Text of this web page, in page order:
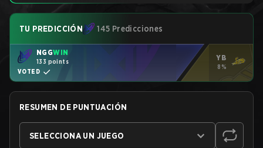
TU PREDICCIÓN 145 Predicciones
NGGWIN
133 points
VOTED
YB
8%
RESUMEN DE PUNTUACIÓN
SELECCIONA UN JUEGO